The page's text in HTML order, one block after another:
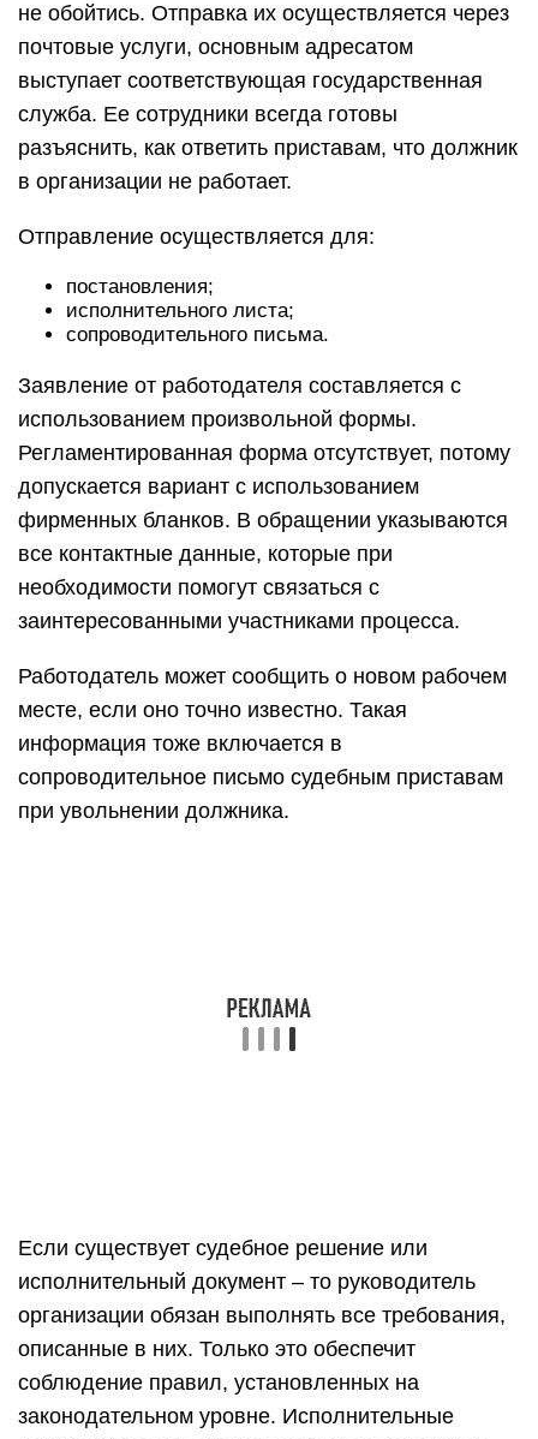
не обойтись. Отправка их осуществляется через
почтовые услуги, основным адресатом
выступает соответствующая государственная
служба. Ее сотрудники всегда готовы
разъяснить, как ответить приставам, что должник
в организации не работает.
Отправление осуществляется для:
постановления;
исполнительного листа;
сопроводительного письма.
Заявление от работодателя составляется с
использованием произвольной формы.
Регламентированная форма отсутствует, потому
допускается вариант с использованием
фирменных бланков. В обращении указываются
все контактные данные, которые при
необходимости помогут связаться с
заинтересованными участниками процесса.
Работодатель может сообщить о новом рабочем
месте, если оно точно известно. Такая
информация тоже включается в
сопроводительное письмо судебным приставам
при увольнении должника.
Если существует судебное решение или
исполнительный документ – то руководитель
организации обязан выполнять все требования,
описанные в них. Только это обеспечит
соблюдение правил, установленных на
законодательном уровне. Исполнительные